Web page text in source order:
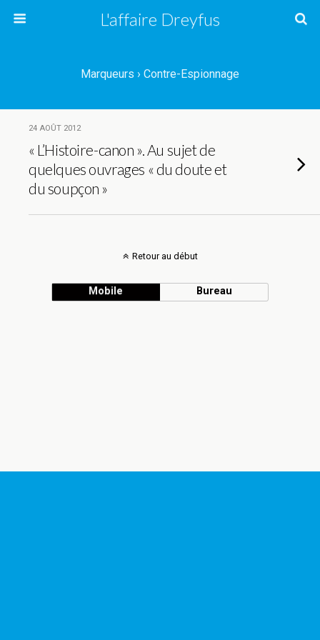
L'affaire Dreyfus
Marqueurs › Contre-Espionnage
24 AOÛT 2012
« L’Histoire-canon ». Au sujet de
quelques ouvrages « du doute et
du soupçon »
Retour au début
Mobile Bureau